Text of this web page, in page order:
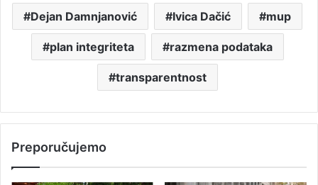
Dejan Damnjanović Ivica Dačić mup
plan integriteta razmena podataka
transparentnost
Preporučujemo